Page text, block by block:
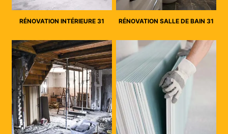
RÉNOVATION INTÉRIEURE 31 RÉNOVATION SALLE DE BAIN 31